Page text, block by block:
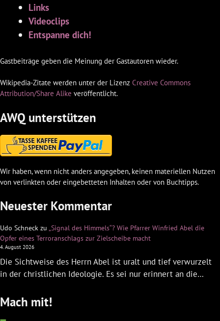
Links
Videoclips
Entspanne dich!
Gastbeiträge geben die Meinung der Gastautoren wieder.
Wikipedia-Zitate werden unter der Lizenz Creative Commons
Attribution/Share Alike veröffentlicht.
AWQ unterstützen
Wir haben, wenn nicht anders angegeben, keinen materiellen Nutzen
von verlinkten oder eingebetteten Inhalten oder von Buchtipps.
Neuester Kommentar
Udo Schneck zu „Signal des Himmels“? Wie Pfarrer Winfried Abel die
Opfer eines Terroranschlags zur Zielscheibe macht
4. August 2026
Die Sichtweise des Herrn Abel ist uralt und tief verwurzelt
in der christlichen Ideologie. Es sei nur erinnert an die…
Mach mit!